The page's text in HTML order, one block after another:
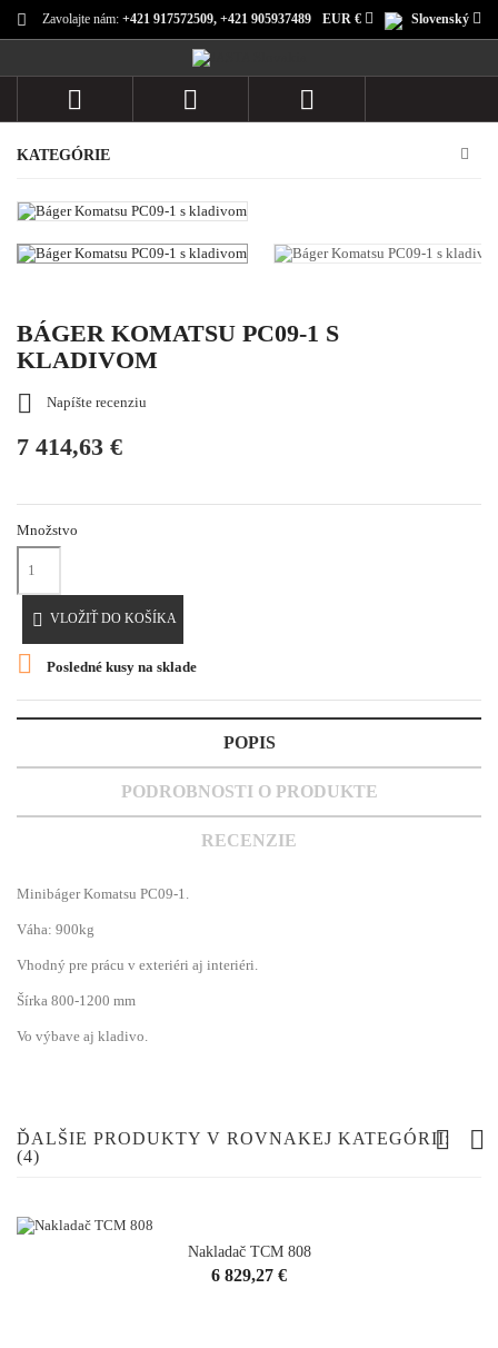
Zavolajte nám: +421 917572509, +421 905937489 Slovenský
EUR €
  
KATEGÓRIE
BÁGER KOMATSU PC09-1 S
KLADIVOM
 Napíšte recenziu
7 414,63 €
Množstvo
 VLOŽIŤ DO KOŠÍKA
 Posledné kusy na sklade
POPIS
PODROBNOSTI O PRODUKTE
RECENZIE
Minibáger Komatsu PC09-1.
Váha: 900kg
Vhodný pre prácu v exteriéri aj interiéri.
Šírka 800-1200 mm
Vo výbave aj kladivo.
ĎALŠIE PRODUKTY V ROVNAKEJ KATEGÓRII:
(4)
Nakladač TCM 808
Cena
6 829,27 €